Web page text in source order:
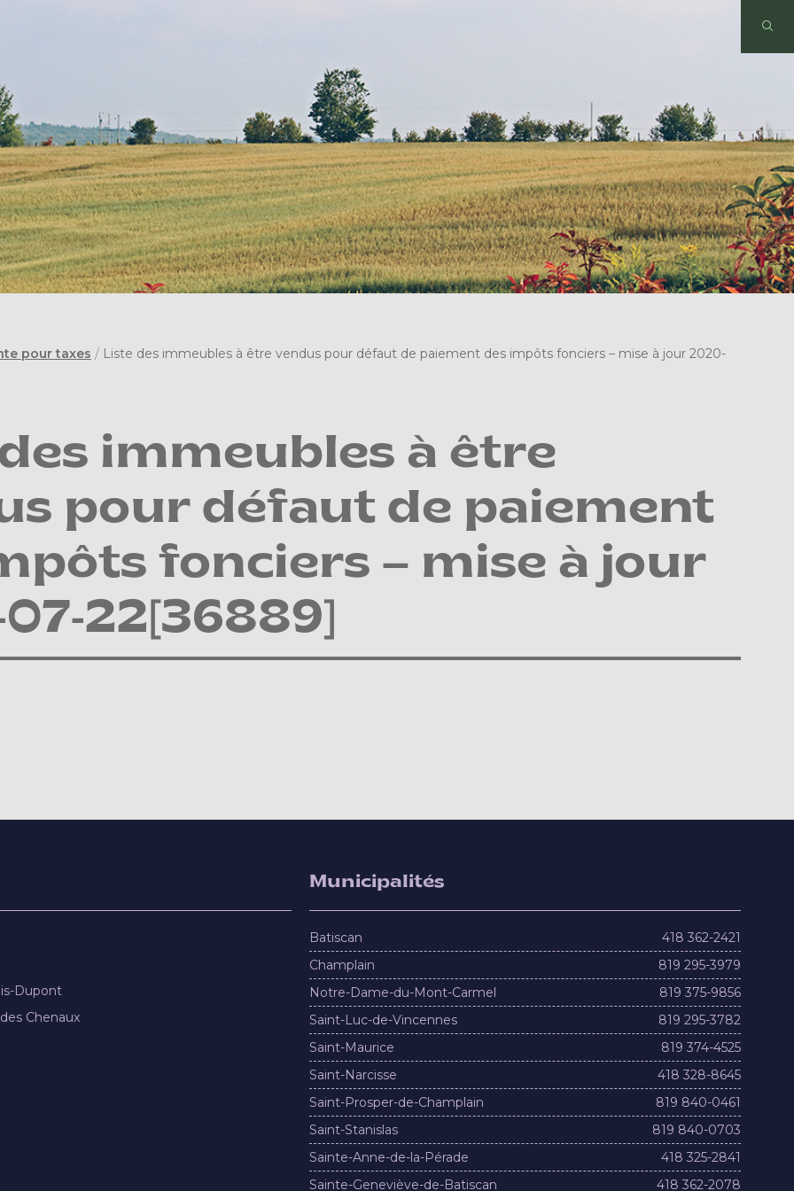
pour taxes / Liste des immeubles à être vendus pour défaut de paiement des impôts fonciers – mise à jour 2020-
immeubles à être
pour défaut de paiement
fonciers – mise à jour
22[36889]
Dupont
Chenaux
Municipalités
Batiscan
418 362-2421
Champlain
819 295-3979
Notre-Dame-du-Mont-Carmel
819 375-9856
Saint-Luc-de-Vincennes
819 295-3782
Saint-Maurice
819 374-4525
Saint-Narcisse
418 328-8645
Saint-Prosper-de-Champlain
819 840-0461
Saint-Stanislas
819 840-0703
Sainte-Anne-de-la-Pérade
418 325-2841
Sainte-Geneviève-de-Batiscan
418 362-2078